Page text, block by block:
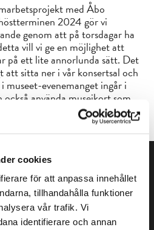
cookies
för att anpassa innehållet
tillhandahålla funktioner
vår trafik. Vi
identifierare och annan
med Åbo
2024 gör vi
genom att på torsdagar ha
vill vi ge en möjlighet att
på ett lite annorlunda sätt. Det
att sitta ner i vår konsertsal och
museet-evenemanget ingår i
använda museikort som